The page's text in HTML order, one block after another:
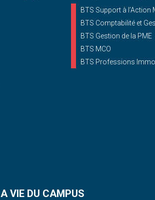
BTS Support à l’Action
BTS Comptabilité et
BTS Gestion de la PME
BTS MCO
BTS Professions
VIE DU CAMPUS